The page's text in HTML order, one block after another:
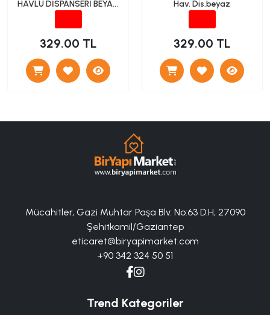
HAVLU DİSPANSERİ BEYAZ
329.00 TL
Hav. Dis.beyaz
329.00 TL
Mücahitler, Gazi Muhtar Paşa Blv. No:63 D:H, 27090
Şehitkamil/Gaziantep
eticaret@biryapimarket.com
+90 342 324 50 51
Trend Kategoriler